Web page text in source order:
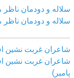
سلاله و دودمان
سلاله و دودمان
شاعران غربت نشین
شاعران غربت نشین
پامیر)